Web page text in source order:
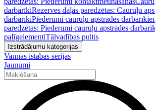
darbarīkiRezerves daļas paredzētas: Cauruļu
darbarīkiPiederumi cauruļu apstrādes
paredzētas: Piederumi cauruļu apstrādes
palīgelementiTālvadības pultis
Izstrādājumu kategorijas
Vannas istabas sērijas
Jaunumi